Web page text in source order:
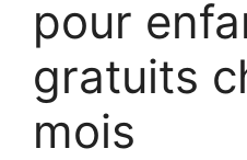
pour
gratuits
mois